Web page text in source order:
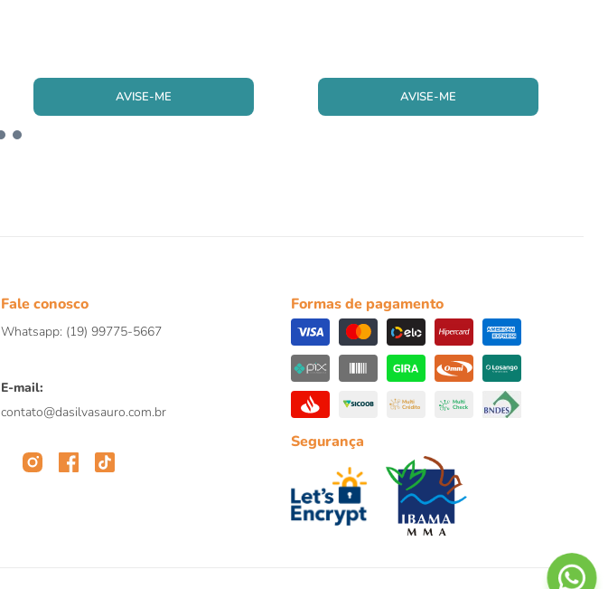
AVISE-ME AVISE-ME
Fale conosco
Whatsapp: (19) 99775-5667
E-mail:
contato@dasilvasauro.com.br
Formas de pagamento
Segurança